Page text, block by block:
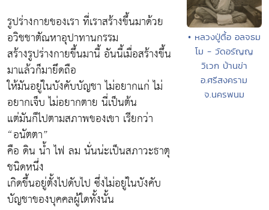
รูปร่างกายของเรา ที่เราสร้างขึ้นมาด้วย
อวิชชาตัณหาอุปาทานกรรม
สร้างรูปร่างกายขึ้นมานี้ อันนี้เมื่อสร้างขึ้น
มาแล้วก็มายึดถือ
ให้มันอยู่ในบังคับบัญชา ไม่อยากแก่ ไม่
อยากเจ็บ ไม่อยากตาย นี่เป็นต้น
แต่มันก็ไปตามสภาพของเขา เรียกว่า
“อนัตตา”
คือ ดิน น้ำ ไฟ ลม นั่นน่ะเป็นสภาวะธาตุ
ชนิดหนึ่ง
เกิดขึ้นอยู่ตั้งไปดับไป ซึ่งไม่อยู่ในบังคับ
บัญชาของบุคคลผู้ใดทั้งนั้น
• หลวงปู่ตื้อ อลจธม
โม - วัดอรัญญ
วิเวก บ้านข่า
อ.ศรีสงคราม
จ.นครพนม